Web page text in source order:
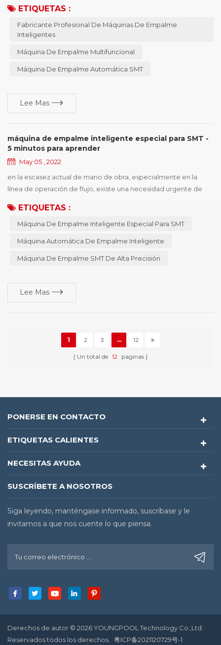
las líneas de automatización tengan una cognición y
comprensión más profundas,, por lo que en 2007 comenzó a
desarrollar la máquina inteligente, pasar a mejorar
continuamente perfeccionada y, a ¡este día en 2022, tiene más
ETIQUETAS :
Fabricante Profesional De Máquinas De Empalme
Inteligentes
Máquina De Empalme Multifuncional
Máquina De Empalme Automática SMT
Lee Mas
máquina de empalme inteligente especial para SMT -
5 minutos para aprender
May 05 , 2022
en la escasez actual de mano de obra, especialmente en la
línea de operación de flujo, existe una necesidad urgente de
se adhiere a la misión de " simplificar la fabricación de
productos electrónicos!" y hace esfuerzos continuos para el
especiales es el ingenio! tecnol...
ETIQUETAS :
Máquina De Empalme Inteligente Especial Para SMT
Máquina Automática De Empalme Inteligente
Máquina De Empalme SMT De Alta Precisión
Lee Mas
1 2 3 ... 12
Un total de 12 paginas
PONERSE EN CONTACTO
ETIQUETAS CALIENTES
NECESITAS AYUDA
SUSCRÍBETE A NOSOTROS
Siga leyendo, manténgase informado, suscríbase y le
invitamos a que nos cuente lo que piensa.
Derechos de autor © 2026 YOUNGPOOL Technology Co.,Ltd.
Reservados todos los derechos.
粤ICP备2021120729号-1